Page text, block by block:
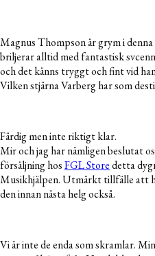
Magnus Thompson är grym i
briljerar alltid med fantastisk
och det känns tryggt och fint vid
Vilken stjärna Varberg har som
Färdig men inte riktigt klar.
Mir och jag har nämligen beslutat
försäljning hosFGL Storedetta
Musikhjälpen. Utmärkt tillfälle att
den innan nästa helg också.
Vi är inte de enda som skramlar.